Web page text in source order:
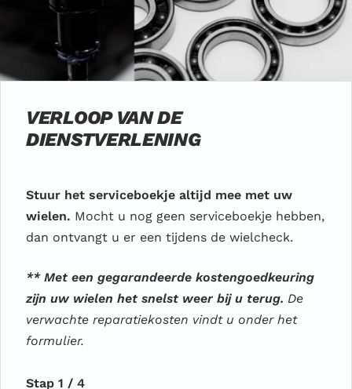
VERLOOP VAN DE
DIENSTVERLENING
Stuur het serviceboekje altijd mee met uw
wielen. Mocht u nog geen serviceboekje hebben,
dan ontvangt u er een tijdens de wielcheck.
** Met een gegarandeerde kostengoedkeuring
zijn uw wielen het snelst weer bij u terug. De
verwachte reparatiekosten vindt u onder het
formulier.
Stap 1 / 4